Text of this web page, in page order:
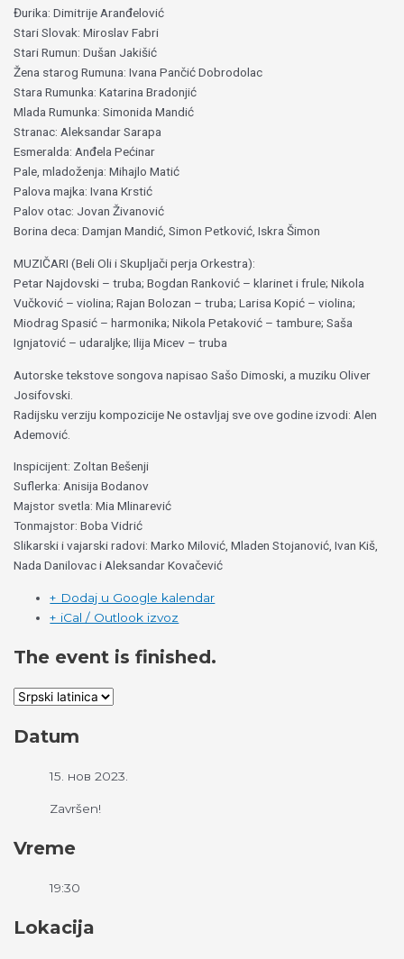
Đurika: Dimitrije Aranđelović
Stari Slovak: Miroslav Fabri
Stari Rumun: Dušan Jakišić
Žena starog Rumuna: Ivana Pančić Dobrodolac
Stara Rumunka: Katarina Bradonjić
Mlada Rumunka: Simonida Mandić
Stranac: Aleksandar Sarapa
Esmeralda: Anđela Pećinar
Pale, mladoženja: Mihajlo Matić
Palova majka: Ivana Krstić
Palov otac: Jovan Živanović
Borina deca: Damjan Mandić, Simon Petković, Iskra Šimon
MUZIČARI (Beli Oli i Skupljači perja Orkestra):
Petar Najdovski – truba; Bogdan Ranković – klarinet i frule; Nikola
Vučković – violina; Rajan Bolozan – truba; Larisa Kopić – violina;
Miodrag Spasić – harmonika; Nikola Petaković – tambure; Saša
Ignjatović – udaraljke; Ilija Micev – truba
Autorske tekstove songova napisao Sašo Dimoski, a muziku Oliver
Josifovski.
Radijsku verziju kompozicije Ne ostavljaj sve ove godine izvodi: Alen
Ademović.
Inspicijent: Zoltan Bešenji
Suflerka: Anisija Bodanov
Majstor svetla: Mia Mlinarević
Tonmajstor: Boba Vidrić
Slikarski i vajarski radovi: Marko Milović, Mladen Stojanović, Ivan Kiš,
Nada Danilovac i Aleksandar Kovačević
+ Dodaj u Google kalendar
+ iCal / Outlook izvoz
The event is finished.
Datum
15. нов 2023.
Završen!
Vreme
19:30
Lokacija